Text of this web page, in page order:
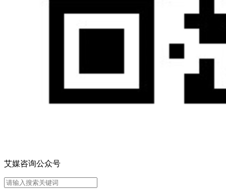
艾媒咨询公众号